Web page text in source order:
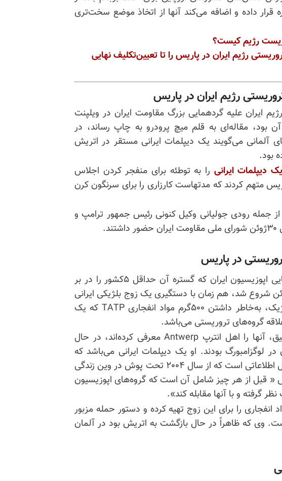
قرار داده و اضافه می‌کند آنها از اتخاذ موضع سخت‌تری
رژیم کیست؟
رژیم ایران در پاریس را تا تعیین‌تکلیف نهایی
رژیم ایران در پاریس
ایران علیه گردهمایی بزرگ مقاومت ایران در ویلپنت
مقاله‌ای به قلم میچ پرودرو به چاپ رساند، در
آلمانی می‌گویند یک دیپلمات ایرانی مستقر در اتریش
بود.
یک دیپلمات ایرانی را به توطئه برای منفجر کردن اجلاس
متهم کردند که مدتهاست کارزاری را برای سرنگون کرن
از جمله رودی جولیانی وکیل کنونی رئیس جمهور ترامپ و
در پاریس
در رابطه با توطئه بمب‌گذاری در گردهمایی اپوزیسیون ایران که گستره آن حداقل ۵کشور را در بر
شروع شد، هم زمان با دستگیری یک زوج بلژیکی ایرانی
تبار در مرز لوگزامبورگ توسط پلیس بلژیک، به‌خاطر داشتن ۵۰۰گرم مواد انفجاری TATP که یک
گروه‌های تروریستی می‌باشد.
گفته می‌شود این زوج که مأموران تحقیق، آنها را اهل انترپ Antwerp معرفی کرده‌اند، در حال
لوگزامبورگ بودند. او یک دیپلمات ایرانی می‌باشد که
مأموران تحقیق آلمانی می‌گویند یک عامل اطلاعاتی است که از سال ۲۰۰۴ تحت پوش در وین زندگی
قبل از هر چیز شامل آن است که گروه‌های اپوزیسیون
گرفته و با آنها مقابله کند».
انفجاری را برای این زوج تهیه کرده و دستور حمله مزبور
وی که ظاهراً در حال بازگشت به اتریش بود در آلمان